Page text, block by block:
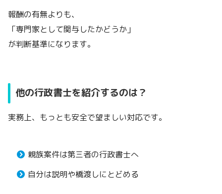
報酬の有無よりも、
「専門家として関与したかどうか」
が判断基準になります。
他の行政書士を紹介するのは？
実務上、もっとも安全で望ましい対応です。
親族案件は第三者の行政書士へ
自分は説明や橋渡しにとどめる